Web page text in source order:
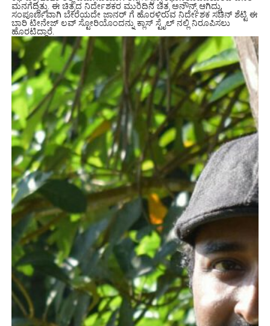
ಮನಗೆದ್ದಿತ್ತು. ಈ ಚಿತ್ರದ ನಿರ್ದೇಶಕರ ಮುಂದಿನ ಚಿತ್ರ ಅನೌನ್ಸ್ ಆಗಿದ್ದು,
ಸಂಪೂರ್ಣವಾಗಿ ಬೇರೆಯದೇ ಜಾನರ್ ಗೆ ಹೊರಳಿರುವ ನಿರ್ದೇಶಕ ಸಚಿನ್ ಶೆಟ್ಟಿ ಈ
ಬಾರಿ ಟೀನೇಜ್ ಲವ್ ಸ್ಟೋರಿಯೊಂದನ್ನು ಕ್ಲಾಸ್ ಸ್ಟೈಲ್ ನಲ್ಲಿ ನಿರೂಪಿಸಲು
ಹೊರಟಿದ್ದಾರೆ.